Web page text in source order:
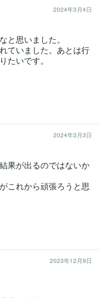
2024年3月4日
と思いました。
ていました。あとは行
たいです。
2024年3月3日
果が出るのではないか
これから頑張ろうと思
2023年12月9日